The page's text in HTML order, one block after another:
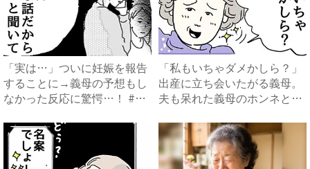
「実は…」ついに妊娠を報告
することに→義母の予想もし
なかった反応に驚愕…！ #
「私もいちゃダメかしら？」
出産に立ち会いたがる義母。
夫も呆れた義母のホンネと